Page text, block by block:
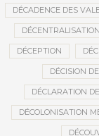
DÉCADENCE DES
DÉCEPTION
DÉCISION
DÉCLARATION
DÉCOLONISATION